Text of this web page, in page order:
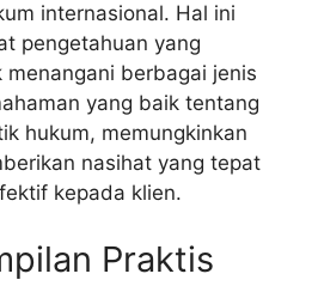
internasional. Hal ini
pengetahuan yang
berbagai jenis
yang baik tentang
hukum, memungkinkan
nasihat yang tepat
kepada klien.
Praktis